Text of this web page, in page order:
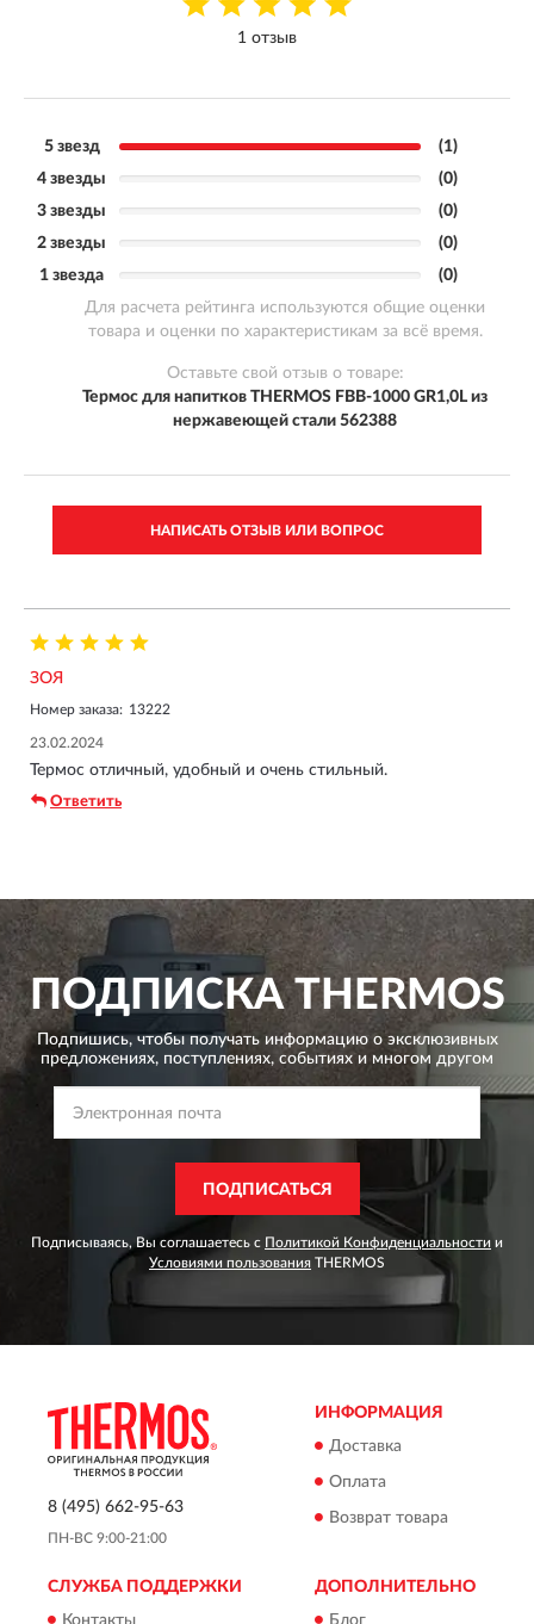
1 отзыв
5 звезд
(1)
4 звезды
(0)
3 звезды
(0)
2 звезды
(0)
1 звезда
(0)
Для расчета рейтинга используются общие оценки
товара и оценки по характеристикам за всё время.
Оставьте свой отзыв о товаре:
Термос для напитков THERMOS FBB-1000 GR1,0L из
нержавеющей стали 562388
НАПИСАТЬ ОТЗЫВ ИЛИ ВОПРОС
ЗОЯ
Номер заказа: 13222
23.02.2024
Термос отличный, удобный и очень стильный.
Ответить
ПОДПИСКАTHERMOS
Подпишись, чтобы получать информацию о эксклюзивных
предложениях, поступлениях, событиях и многом другом
ПОДПИСАТЬСЯ
Подписываясь, Вы соглашаетесь с Политикой Конфиденциальности и
Условиями пользования THERMOS
8 (495) 662-95-63
ПН-ВС 9:00-21:00
ИНФОРМАЦИЯ
Доставка
Оплата
Возврат товара
СЛУЖБА ПОДДЕРЖКИ
Контакты
ДОПОЛНИТЕЛЬНО
Блог